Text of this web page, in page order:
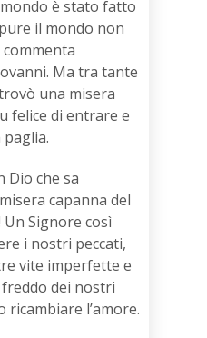
è stato fatto
il mondo non
Ma tra tante
una misera
felice di entrare e
paglia.
Dio che sa
capanna del
Signore così
i nostri peccati,
vite imperfette e
dei nostri
ricambiare l’amore.